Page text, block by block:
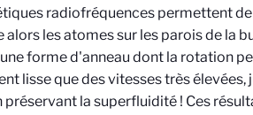
radiofréquences permettent
alors les atomes sur les parois de la
forme d'anneau dont la rotation
lisse que des vitesses très
préservant la superfluidité ! Ces